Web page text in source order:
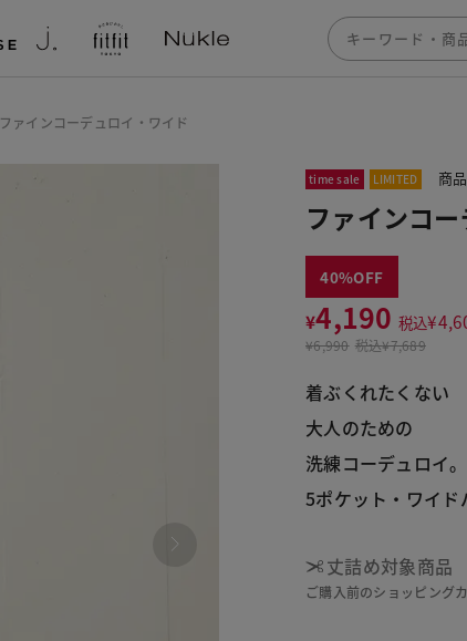
ファインコーデュロイ・ワイド
time sale LIMITED 商
ファインコ
40
¥4,190 税込¥
¥6,990 税込¥7,689
着ぶくれたくない
大人のための
洗練コーデュロイ。
5ポケット・ワイド
丈詰め対象商品
ご購入前のショッピング